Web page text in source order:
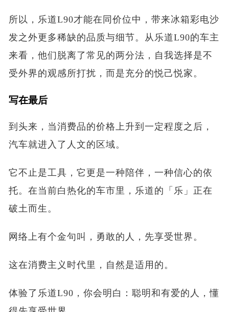
所以，乐道L90才能在同价位中，带来冰箱彩电沙
发之外更多稀缺的品质与细节。从乐道L90的车主
来看，他们脱离了常见的两分法，自我选择是不
受外界的观感所打扰，而是充分的悦己悦家。
写在最后
到头来，当消费品的价格上升到一定程度之后，
汽车就进入了人文的区域。
它不止是工具，它更是一种陪伴，一种信心的依
托。在当前白热化的车市里，乐道的「乐」正在
破土而生。
网络上有个金句叫，勇敢的人，先享受世界。
这在消费主义时代里，自然是适用的。
体验了乐道L90，你会明白：聪明和有爱的人，懂